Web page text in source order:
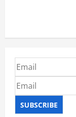
SUBSCRIBE